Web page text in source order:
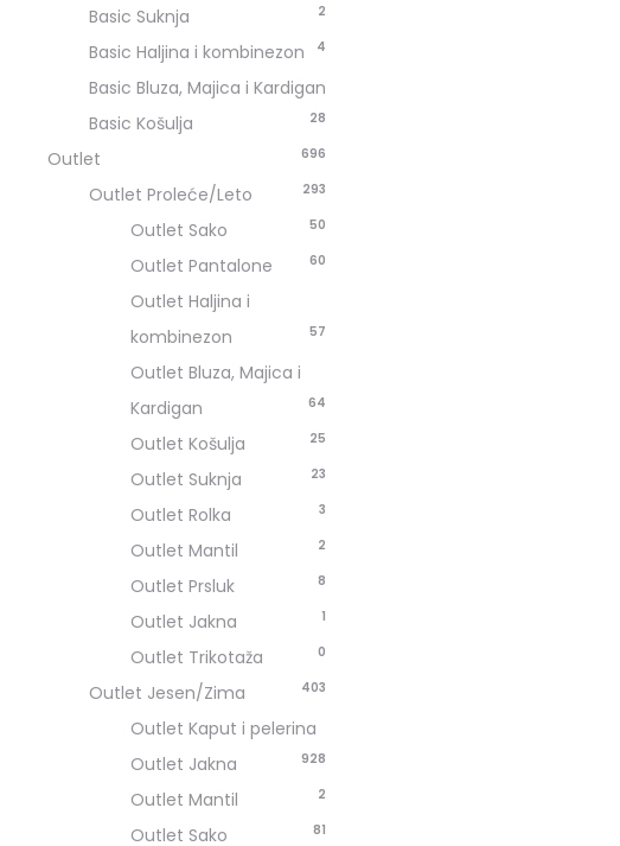
Basic Suknja 2
Basic Haljina i kombinezon 4
Basic Bluza, Majica i Kardigan
8
Basic Košulja 2
Outlet 696
Outlet Proleće/Leto 293
Outlet Sako 50
Outlet Pantalone 60
Outlet Haljina i
kombinezon
57
Outlet Bluza, Majica i
Kardigan
64
Outlet Košulja 25
Outlet Suknja 23
Outlet Rolka 3
Outlet Mantil 2
Outlet Prsluk 8
Outlet Jakna 1
Outlet Trikotaža 0
Outlet Jesen/Zima 403
Outlet Kaput i pelerina
28
Outlet Jakna 9
Outlet Mantil 2
Outlet Sako 81